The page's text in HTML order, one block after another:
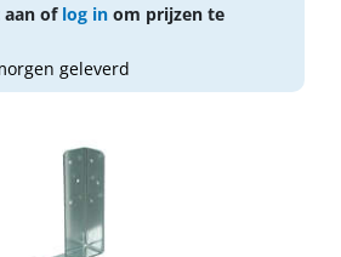
aan of log in om prijzen te
geleverd